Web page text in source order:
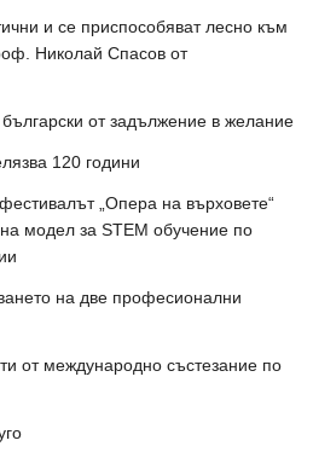
и се приспособяват лесно към
Николай Спасов от
от задължение в желание
120 години
„Опера на върховете“
модел за STEM обучение по
на две професионални
от международно състезание по